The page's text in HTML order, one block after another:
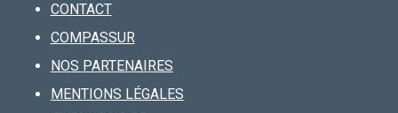
CONTACT
COMPASSUR
NOS PARTENAIRES
MENTIONS LÉGALES